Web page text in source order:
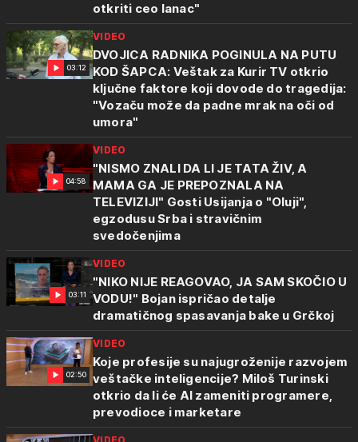
otkriti ceo lanac"
VIDEO
DVOJICA RADNIKA POGINULA NA PUTU
KOD ŠAPCA: Veštak za Kurir TV otkrio
ključne faktore koji dovode do tragedija:
"Vozaču može da padne mrak na oči od
umora"
03:12
VIDEO
"NISMO ZNALI DA LI JE TATA ŽIV, A
MAMA GA JE PREPOZNALA NA
TELEVIZIJI" Gosti Usijanja o "Oluji",
egzodusu Srba i stravičnim
svedočenjima
04:58
VIDEO
"NIKO NIJE REAGOVAO, JA SAM SKOČIO U
VODU!" Bojan ispričao detalje
dramatičnog spasavanja bake u Grčkoj
03:11
VIDEO
Koje profesije su najugroženije razvojem
veštačke inteligencije? Miloš Turinski
otkrio da li će AI zameniti programere,
prevodioce i marketare
02:50